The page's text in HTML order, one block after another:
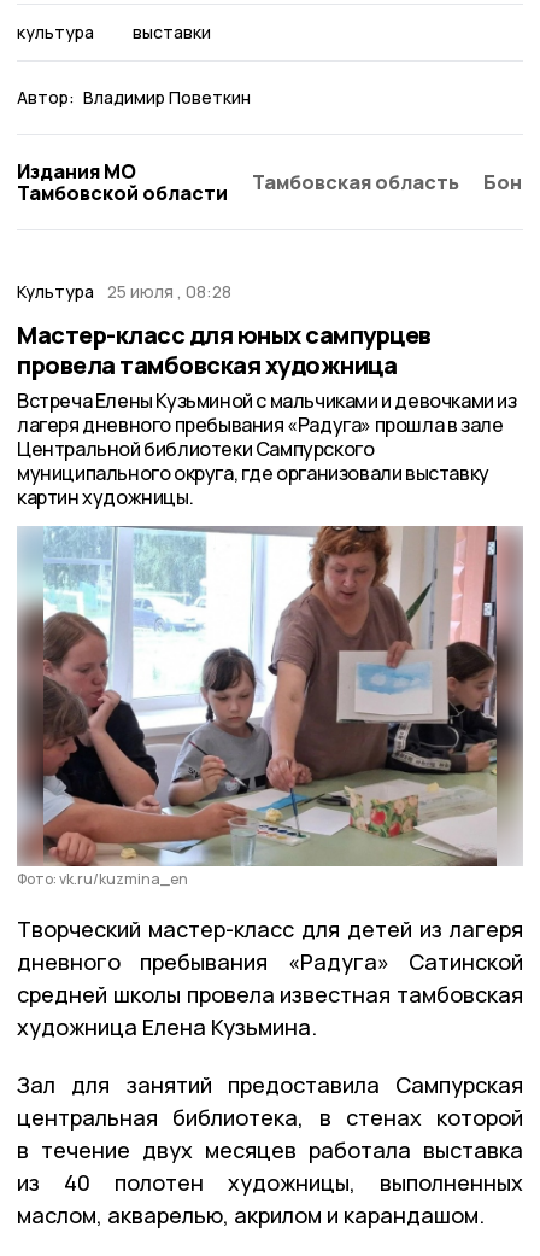
культура выставки
Автор: Владимир Поветкин
Издания МО
Тамбовской области
Тамбовская область
Культура 25 июля , 08:28
Мастер-класс для юных сампурцев
провела тамбовская художница
Встреча Елены Кузьминой с мальчиками и девочками из
лагеря дневного пребывания «Радуга» прошла в зале
Центральной библиотеки Сампурского
муниципального округа, где организовали выставку
картин художницы.
Фото: vk.ru/kuzmina_en
Творческий мастер-класс для детей из лагеря
дневного пребывания «Радуга» Сатинской
средней школы провела известная тамбовская
художница Елена Кузьмина.
Зал для занятий предоставила Сампурская
центральная библиотека, в стенах которой
в течение двух месяцев работала выставка
из 40 полотен художницы, выполненных
маслом, акварелью, акрилом и карандашом.